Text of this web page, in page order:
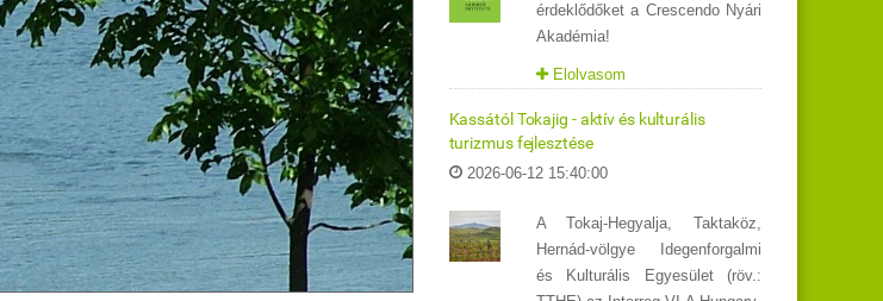
érdeklődőket a Crescendo Nyári
Akadémia!
Elolvasom
Kassától Tokajig - aktív és kulturális
turizmus fejlesztése
2026-06-12 15:40:00
A Tokaj-Hegyalja, Taktaköz,
Hernád-völgye Idegenforgalmi
és Kulturális Egyesület (röv.: